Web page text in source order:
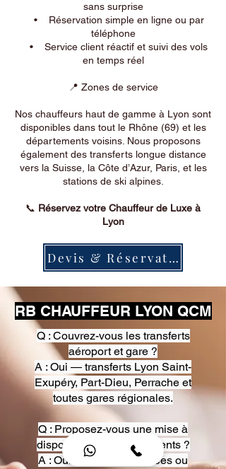
sans surprise
• Réservation simple en ligne ou par
téléphone
• Service client réactif et suivi des vols
en temps réel
📍 Zones de service
Nos chauffeurs haut de gamme à Lyon sont
disponibles dans tout le Rhône (69) et les
départements voisins. Nous proposons
également des transferts longue distance
vers la Suisse, la Côte d’Azur, Paris, et les
stations de ski alpines.
📞 Réservez votre Chauffeur de Luxe à
Lyon
Devis & Réservation
RB CHAUFFEUR LYON QCM
Q : Couvrez-vous les transferts
aéroport et gare ?
A : Oui — transferts Lyon Saint-
Exupéry, Part-Dieu, Perrache et
toutes gares régionales.
Q : Proposez-vous une mise à
disposition pour événements ?
A : Oui — heures, journées ou